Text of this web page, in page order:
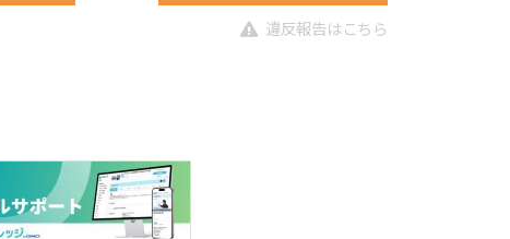
違反報告はこちら